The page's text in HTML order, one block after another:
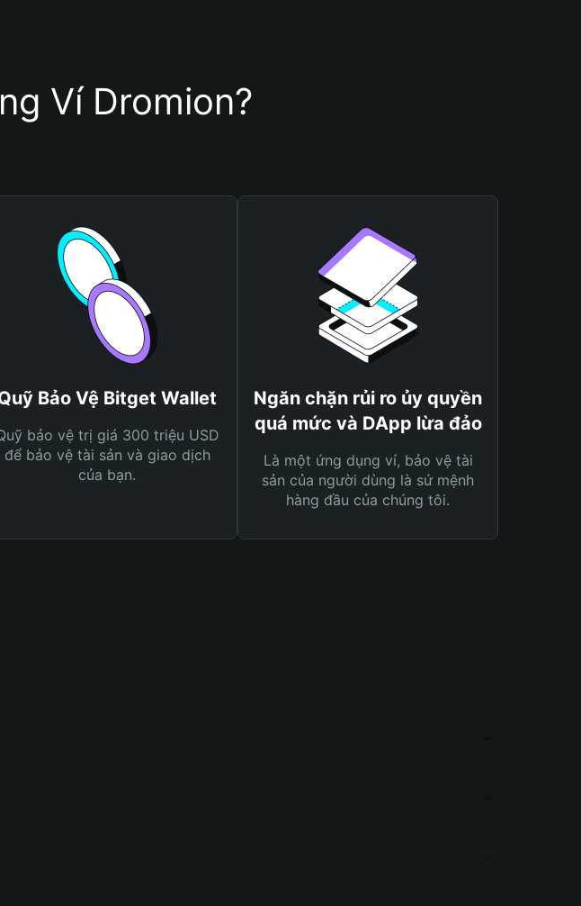
Ví Dromion?
Bảo Vệ Bitget Wallet
bảo vệ trị giá 300 triệu USD
để bảo vệ tài sản và giao dịch
của bạn.
Ngăn chặn rủi ro ủy quyền
quá mức và DApp lừa đảo
Là một ứng dụng ví, bảo vệ tài
sản của người dùng là sứ mệnh
hàng đầu của chúng tôi.